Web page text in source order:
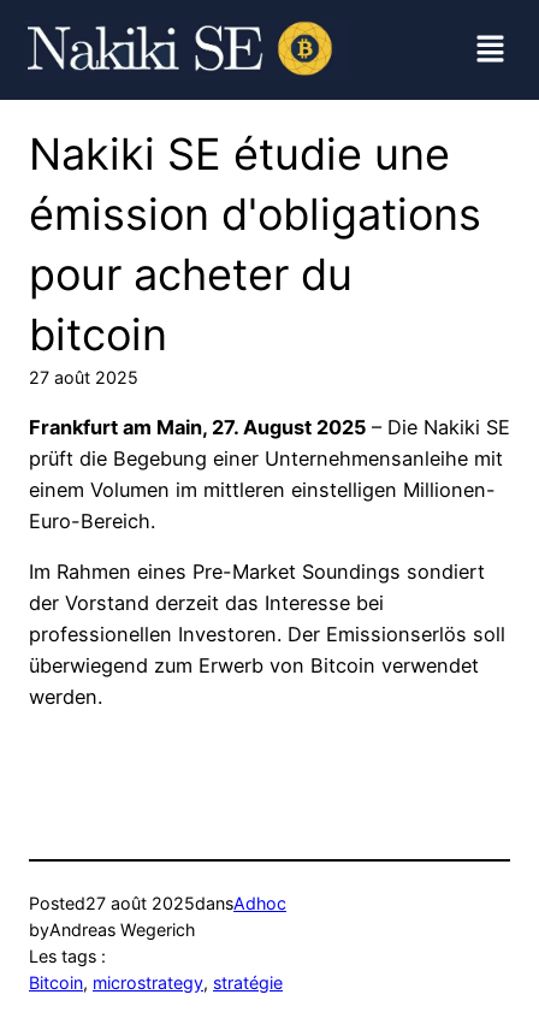
Nakiki SE étudie une
émission d'obligations
pour acheter du
bitcoin
27 août 2025
Frankfurt am Main, 27. August 2025 – Die Nakiki SE
prüft die Begebung einer Unternehmensanleihe mit
einem Volumen im mittleren einstelligen Millionen-
Euro-Bereich.
Im Rahmen eines Pre-Market Soundings sondiert
der Vorstand derzeit das Interesse bei
professionellen Investoren. Der Emissionserlös soll
überwiegend zum Erwerb von Bitcoin verwendet
werden.
Posted27 août 2025dansAdhoc
byAndreas Wegerich
Les tags :
Bitcoin, microstrategy, stratégie